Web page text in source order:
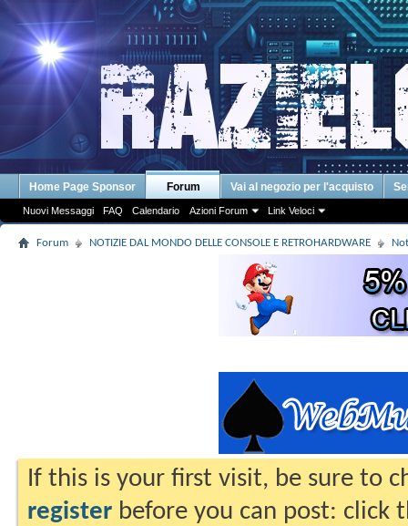
Home Page Sponsor Forum
Nuovi Messaggi FAQ Calendario Azioni Forum Link Veloci
Vai al negozio per l'acquisto
Forum NOTIZIE DAL MONDO DELLE CONSOLE E RETROHARDWARE
If this is your first visit, be sure to
register before you can post: click